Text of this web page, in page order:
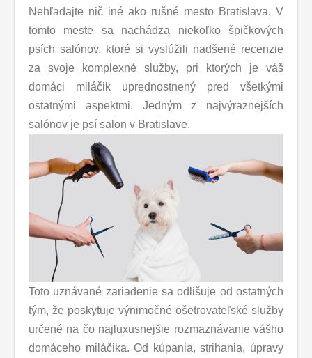
Nehľadajte nič iné ako rušné mesto Bratislava. V
tomto meste sa nachádza niekoľko špičkových
psích salónov, ktoré si vyslúžili nadšené recenzie
za svoje komplexné služby, pri ktorých je váš
domáci miláčik uprednostnený pred všetkými
ostatnými aspektmi. Jedným z najvýraznejších
salónov je psí salon v Bratislave.
Toto uznávané zariadenie sa odlišuje od ostatných
tým, že poskytuje výnimočné ošetrovateľské služby
určené na čo najluxusnejšie rozmaznávanie vášho
domáceho miláčika. Od kúpania, strihania, úpravy